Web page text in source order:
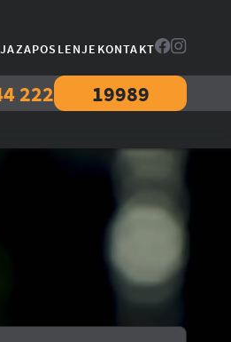
ZAPOSLENJE KONTAKT
222 19989